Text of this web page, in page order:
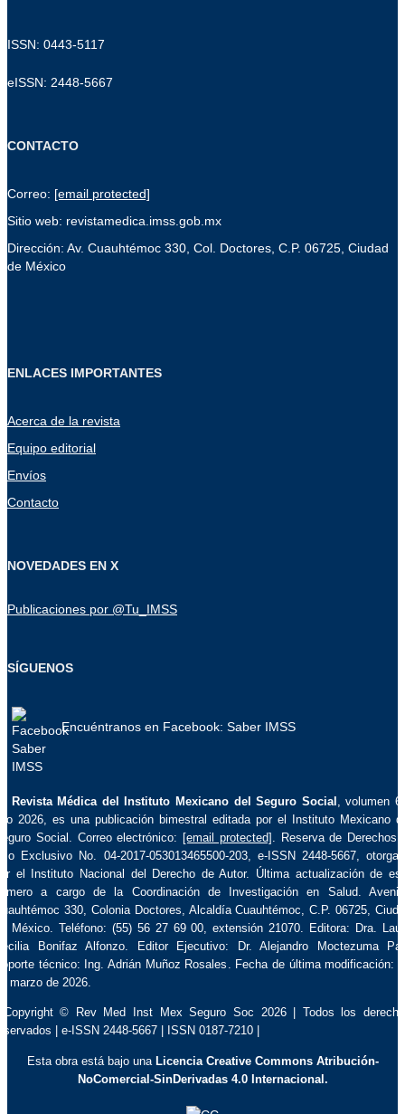
ISSN: 0443-5117
eISSN: 2448-5667
CONTACTO
Correo: [email protected]
Sitio web: revistamedica.imss.gob.mx
Dirección: Av. Cuauhtémoc 330, Col. Doctores, C.P. 06725, Ciudad
de México
ENLACES IMPORTANTES
Acerca de la revista
Equipo editorial
Envíos
Contacto
NOVEDADES EN X
Publicaciones por @Tu_IMSS
SÍGUENOS
Encuéntranos en Facebook: Saber IMSS
Revista Médica del Instituto Mexicano del Seguro Social
, volumen
2026, es una publicación bimestral editada por el Instituto Mexicano
Social. Correo electrónico: [email protected]
. Reserva de Derechos
Exclusivo No. 04-2017-053013465500-203, e-ISSN 2448-5667,
el Instituto Nacional del Derecho de Autor. Última actualización de
a cargo de la Coordinación de Investigación en Salud.
330, Colonia Doctores, Alcaldía Cuauhtémoc, C.P. 06725,
México. Teléfono: (55) 56 27 69 00, extensión 21070. Editora: Dra.
Bonifaz Alfonzo. Editor Ejecutivo: Dr. Alejandro Moctezuma
técnico: Ing. Adrián Muñoz Rosales. Fecha de última modificación:
marzo de 2026.
© Rev Med Inst Mex Seguro Soc 2026 | Todos los
| e-ISSN 2448-5667 | ISSN 0187-7210 |
Esta obra está bajo una Licencia Creative Commons Atribución-
NoComercial-SinDerivadas 4.0 Internacional.